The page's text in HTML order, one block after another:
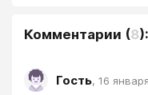
Комментарии (8):
Гость, 16